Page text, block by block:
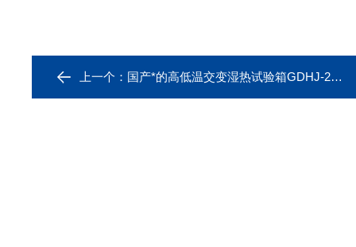
上一个： 国产*的高低温交变湿热试验箱GDHJ-2050B*